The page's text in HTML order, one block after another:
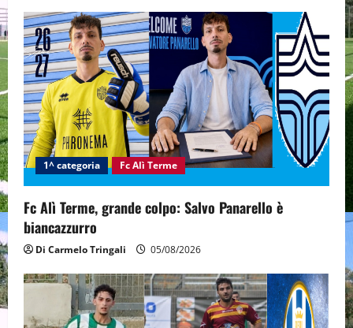
i
g
a
t
i
o
n
1^ categoria Fc Alì Terme
Fc Alì Terme, grande colpo: Salvo Panarello è
biancazzurro
Di Carmelo Tringali 05/08/2026